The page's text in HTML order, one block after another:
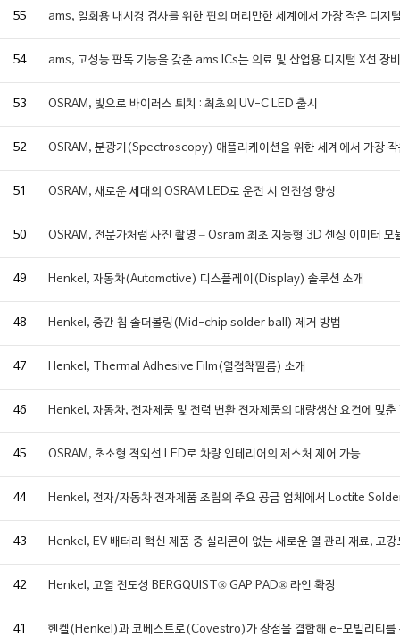
55 ams, 일회용 내시경 검사를 위한 핀의 머리만한 세계에서 가장 작은 디지
54 ams, 고성능 판독 기능을 갖춘 ams ICs는 의료 및 산업용 디지털 X선 장
53 OSRAM, 빛으로 바이러스 퇴치 : 최초의 UV-C LED 출시
52 OSRAM, 분광기(Spectroscopy) 애플리케이션을 위한 세계에서 가장 작
51 OSRAM, 새로운 세대의 OSRAM LED로 운전 시 안전성 향상
50 OSRAM, 전문가처럼 사진 촬영 – Osram 최초 지능형 3D 센싱 이미터 모
49 Henkel, 자동차(Automotive) 디스플레이(Display) 솔루션 소개
48 Henkel, 중간 칩 솔더볼링(Mid-chip solder ball) 제거 방법
47 Henkel, Thermal Adhesive Film(열접착필름) 소개
46 Henkel, 자동차, 전자제품 및 전력 변환 전자제품의 대량생산 요건에 맞
45 OSRAM, 초소형 적외선 LED로 차량 인테리어의 제스처 제어 가능
44 Henkel, 전자/자동차 전자제품 조립의 주요 공급 업체에서 Loctite
43 Henkel, EV 배터리 혁신 제품 중 실리콘이 없는 새로운 열 관리 재료, 고
42 Henkel, 고열 전도성 BERGQUIST® GAP PAD® 라인 확장
41 헨켈(Henkel)과 코베스트로(Covestro)가 장점을 결합해 e-모빌리티를